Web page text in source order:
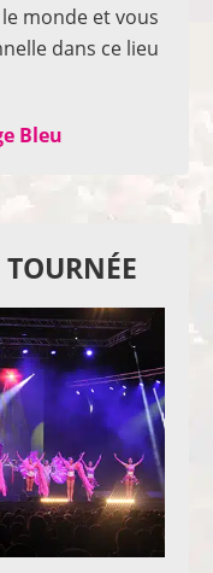
monde et vous
dans ce lieu
Bleu